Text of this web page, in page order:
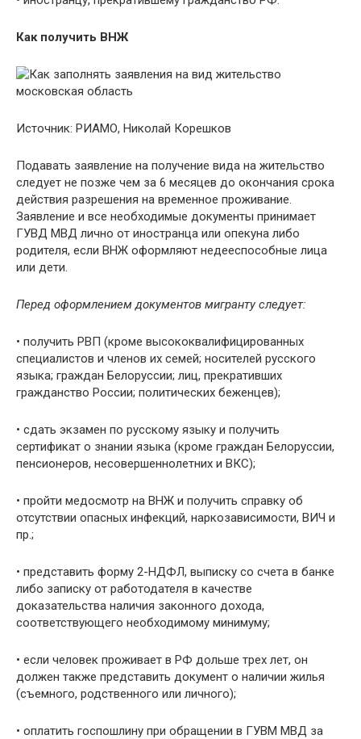
Как получить ВНЖ
Источник: РИАМО, Николай Корешков
Подавать заявление на получение вида на жительство
следует не позже чем за 6 месяцев до окончания срока
действия разрешения на временное проживание.
Заявление и все необходимые документы принимает
ГУВД МВД лично от иностранца или опекуна либо
родителя, если ВНЖ оформляют недееспособные лица
или дети.
Перед оформлением документов мигранту следует:
• получить РВП (кроме высококвалифицированных
специалистов и членов их семей; носителей русского
языка; граждан Белоруссии; лиц, прекративших
гражданство России; политических беженцев);
• сдать экзамен по русскому языку и получить
сертификат о знании языка (кроме граждан Белоруссии,
пенсионеров, несовершеннолетних и ВКС);
• пройти медосмотр на ВНЖ и получить справку об
отсутствии опасных инфекций, наркозависимости, ВИЧ и
пр.;
• представить форму 2-НДФЛ, выписку со счета в банке
либо записку от работодателя в качестве
доказательства наличия законного дохода,
соответствующего необходимому минимуму;
• если человек проживает в РФ дольше трех лет, он
должен также представить документ о наличии жилья
(съемного, родственного или личного);
• оплатить госпошлину при обращении в ГУВМ МВД за